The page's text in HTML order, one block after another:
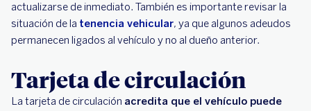
actualizarse de inmediato. También es importante revisar la
situación de la tenencia vehicular, ya que algunos adeudos
permanecen ligados al vehículo y no al dueño anterior.
Tarjeta de circulación
La tarjeta de circulación acredita que el vehículo puede